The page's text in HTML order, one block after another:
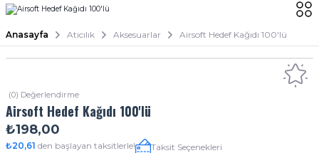
Anasayfa Atıcılık Aksesuarlar Airsoft Hedef Kağıdı 100'lü
(0) Değerlendirme
Airsoft Hedef Kağıdı 100'lü
₺198,00
₺20,61 den başlayan taksitlerle!
Taksit Seçenekleri